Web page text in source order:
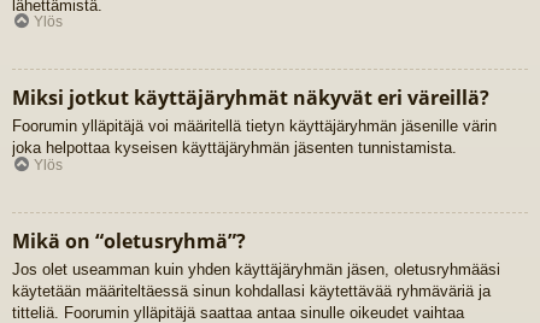
lähettämistä.
Ylös
Miksi jotkut käyttäjäryhmät näkyvät eri väreillä?
Foorumin ylläpitäjä voi määritellä tietyn käyttäjäryhmän jäsenille värin
joka helpottaa kyseisen käyttäjäryhmän jäsenten tunnistamista.
Ylös
Mikä on “oletusryhmä”?
Jos olet useamman kuin yhden käyttäjäryhmän jäsen, oletusryhmääsi
käytetään määriteltäessä sinun kohdallasi käytettävää ryhmäväriä ja
titteliä. Foorumin ylläpitäjä saattaa antaa sinulle oikeudet vaihtaa